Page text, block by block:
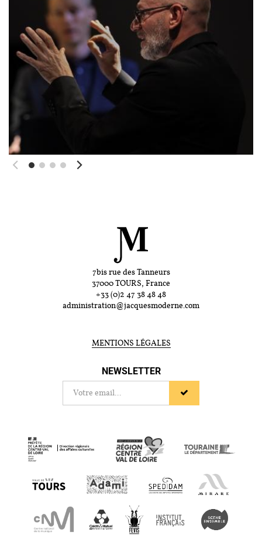
7bis rue des Tanneurs
37000 TOURS, France
+33 (0)2 47 38 48 48
administration@jacquesmoderne.com
MENTIONS LÉGALES
NEWSLETTER